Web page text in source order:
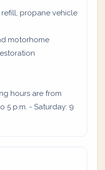
propane vehicle
motorhome
hours are from
5 p.m. - Saturday: 9